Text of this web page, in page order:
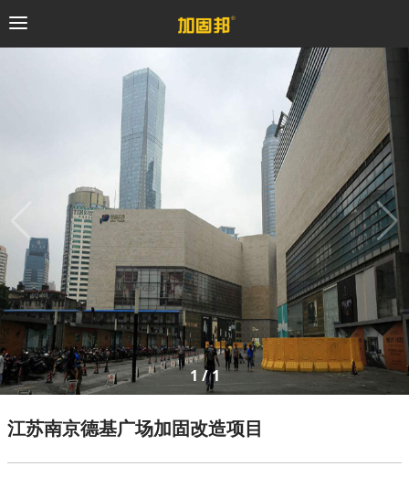
预应力系统
植筋锚固系统
砼修复系统
桥梁支座系统
水泥基系统
1 /1
江苏南京德基广场加固改造项目